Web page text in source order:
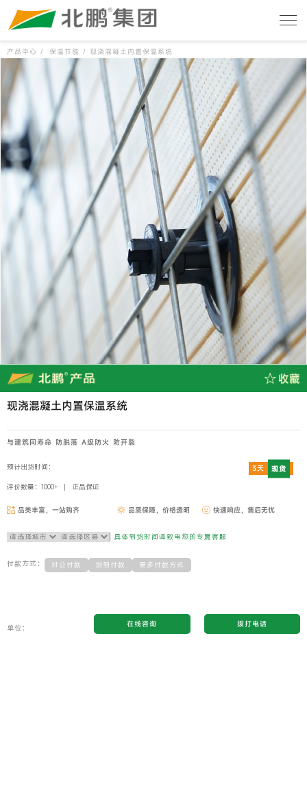
产品中心 / 保温节能 / 现浇混凝土内置保温系统
现浇混凝土内置保温系统
与建筑同寿命 防脱落 A级防火 防开裂
预计出货时间： 3天 现货
评价数量：1000+ 正品保证
品类丰富，一站购齐 品质保障，价格透明 快速响应，售后无忧
具体到货时间请致电您的专属客服
付款方式： 对公付款 货到付款 更多付款方式
单位： 在线咨询 拨打电话